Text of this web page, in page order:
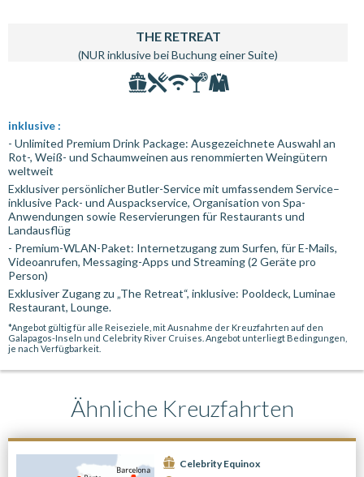
THE RETREAT
(NUR inklusive bei Buchung einer Suite)
inklusive :
- Unlimited Premium Drink Package: Ausgezeichnete Auswahl an
Rot-, Weiß- und Schaumweinen aus renommierten Weingütern
weltweit
Exklusiver persönlicher Butler-Service mit umfassendem Service–
inklusive Pack- und Auspackservice, Organisation von Spa-
Anwendungen sowie Reservierungen für Restaurants und
Landausflüg
- Premium-WLAN-Paket: Internetzugang zum Surfen, für E-Mails,
Videoanrufen, Messaging-Apps und Streaming (2 Geräte pro
Person)
Exklusiver Zugang zu „The Retreat“, inklusive: Pooldeck, Luminae
Restaurant, Lounge.
*Angebot gültig für alle Reiseziele, mit Ausnahme der Kreuzfahrten auf den
Galapagos-Inseln und Celebrity River Cruises. Angebot unterliegt Bedingungen,
je nach Verfügbarkeit.
Ähnliche Kreuzfahrten
Celebrity Equinox